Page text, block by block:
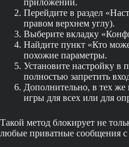
Перейдите в раздел
правом верхнем углу).
Выберите вкладку
Найдите пункт «Кто
похожие параметры.
Установите настройку в
полностью запретить
Дополнительно, в тех
игры для всех или для
Такой метод блокирует не
любые приватные сообщения с